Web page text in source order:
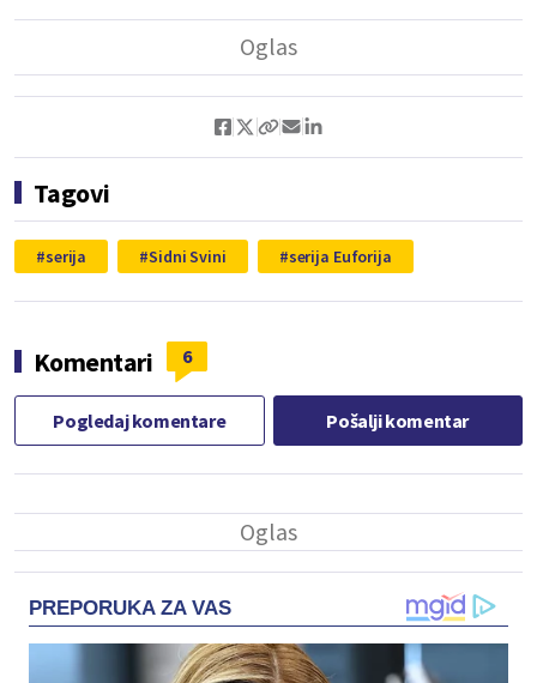
Tagovi
serija Sidni Svini serija Euforija
Komentari 6
Pogledaj komentare Pošalji komentar
PREPORUKA ZA VAS